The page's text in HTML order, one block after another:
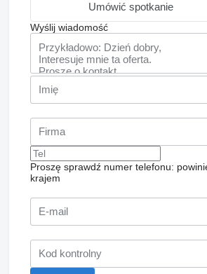
Umówić spotkanie
Wyślij wiadomość
Proszę sprawdź numer telefonu:
krajem